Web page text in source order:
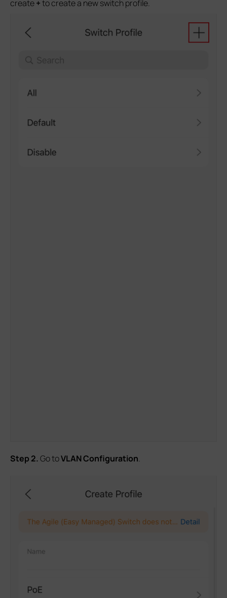
create+to create a new switch profile.
Step 2.Go toVLAN Configuration.